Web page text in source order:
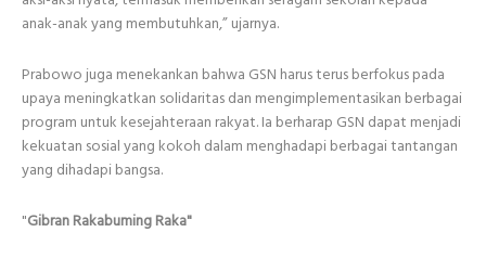
anak-anak yang membutuhkan,” ujarnya.
Prabowo juga menekankan bahwa GSN harus terus berfokus pada
upaya meningkatkan solidaritas dan mengimplementasikan berbagai
program untuk kesejahteraan rakyat. Ia berharap GSN dapat menjadi
kekuatan sosial yang kokoh dalam menghadapi berbagai tantangan
yang dihadapi bangsa.
"Gibran Rakabuming Raka"